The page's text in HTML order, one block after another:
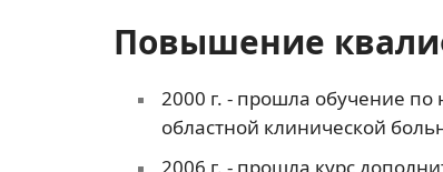
Повышение
2000 г. - прошла обучение
областной клинической